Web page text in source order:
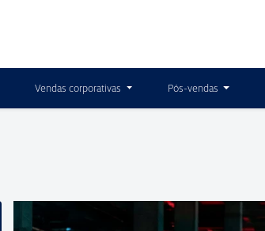
Vendas corporativas Pós-vendas